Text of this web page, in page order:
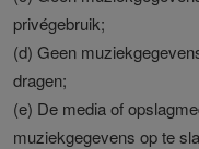
privégebruik;
(d) Geen
dragen;
(e) De media of
muziekgegevens op te